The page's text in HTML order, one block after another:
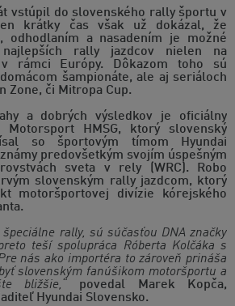
vstúpil do slovenského rally športu v
krátky čas však už dokázal, že
odhodlaním a nasadením je možné
rally jazdcov nielen na
rámci Európy. Dôkazom toho sú
šampionáte, ale aj seriáloch
Zone, či Mitropa Cup.
a dobrých výsledkov je oficiálny
Motorsport HMSG, ktorý slovenský
so športovým tímom Hyundai
predovšetkým svojím úspešným
sveta v rely (WRC). Robo
slovenským rally jazdcom, ktorý
motoršportovej divízie kórejského
rally, sú súčasťou DNA značky
teší spolupráca Róberta Kolčáka s
nás ako importéra to zároveň prináša
slovenským fanúšikom motoršportu a
bližšie,“
povedal Marek Kopča,
Hyundai Slovensko.